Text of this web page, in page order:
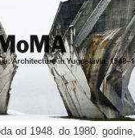
od 1948. do 1980.